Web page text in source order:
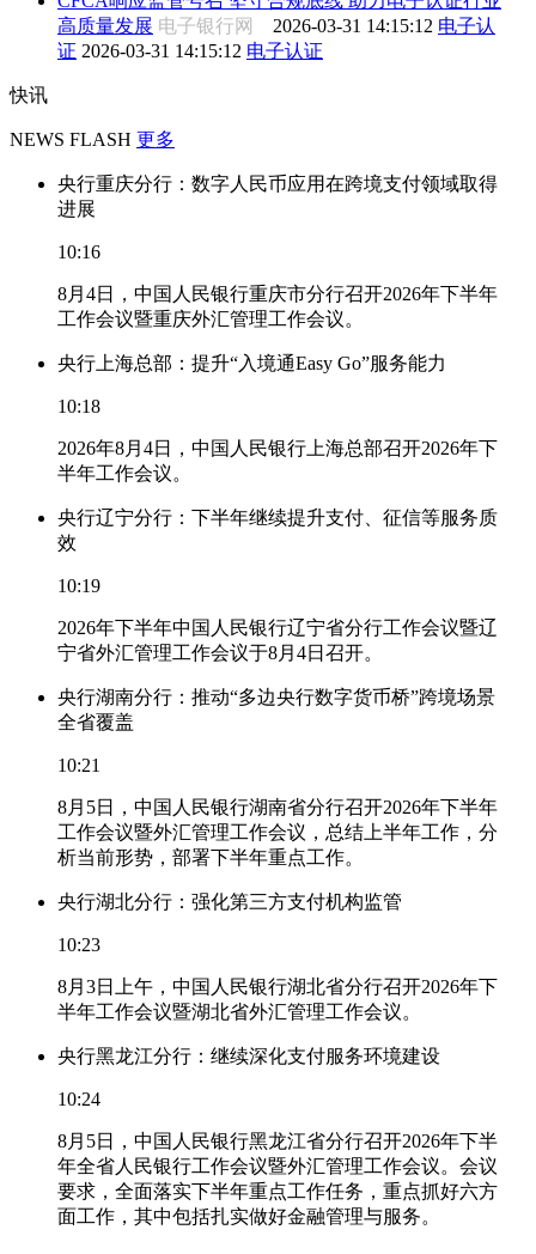
高质量发展 电子银行网 2026-03-31 14:15:12 电子认
证 2026-03-31 14:15:12 电子认证
快讯
NEWS FLASH 更多
央行重庆分行：数字人民币应用在跨境支付领域取得
进展
10:16
8月4日，中国人民银行重庆市分行召开2026年下半年
工作会议暨重庆外汇管理工作会议。
央行上海总部：提升“入境通Easy Go”服务能力
10:18
2026年8月4日，中国人民银行上海总部召开2026年下
半年工作会议。
央行辽宁分行：下半年继续提升支付、征信等服务质
效
10:19
2026年下半年中国人民银行辽宁省分行工作会议暨辽
宁省外汇管理工作会议于8月4日召开。
央行湖南分行：推动“多边央行数字货币桥”跨境场景
全省覆盖
10:21
8月5日，中国人民银行湖南省分行召开2026年下半年
工作会议暨外汇管理工作会议，总结上半年工作，分
析当前形势，部署下半年重点工作。
央行湖北分行：强化第三方支付机构监管
10:23
8月3日上午，中国人民银行湖北省分行召开2026年下
半年工作会议暨湖北省外汇管理工作会议。
央行黑龙江分行：继续深化支付服务环境建设
10:24
8月5日，中国人民银行黑龙江省分行召开2026年下半
年全省人民银行工作会议暨外汇管理工作会议。会议
要求，全面落实下半年重点工作任务，重点抓好六方
面工作，其中包括扎实做好金融管理与服务。